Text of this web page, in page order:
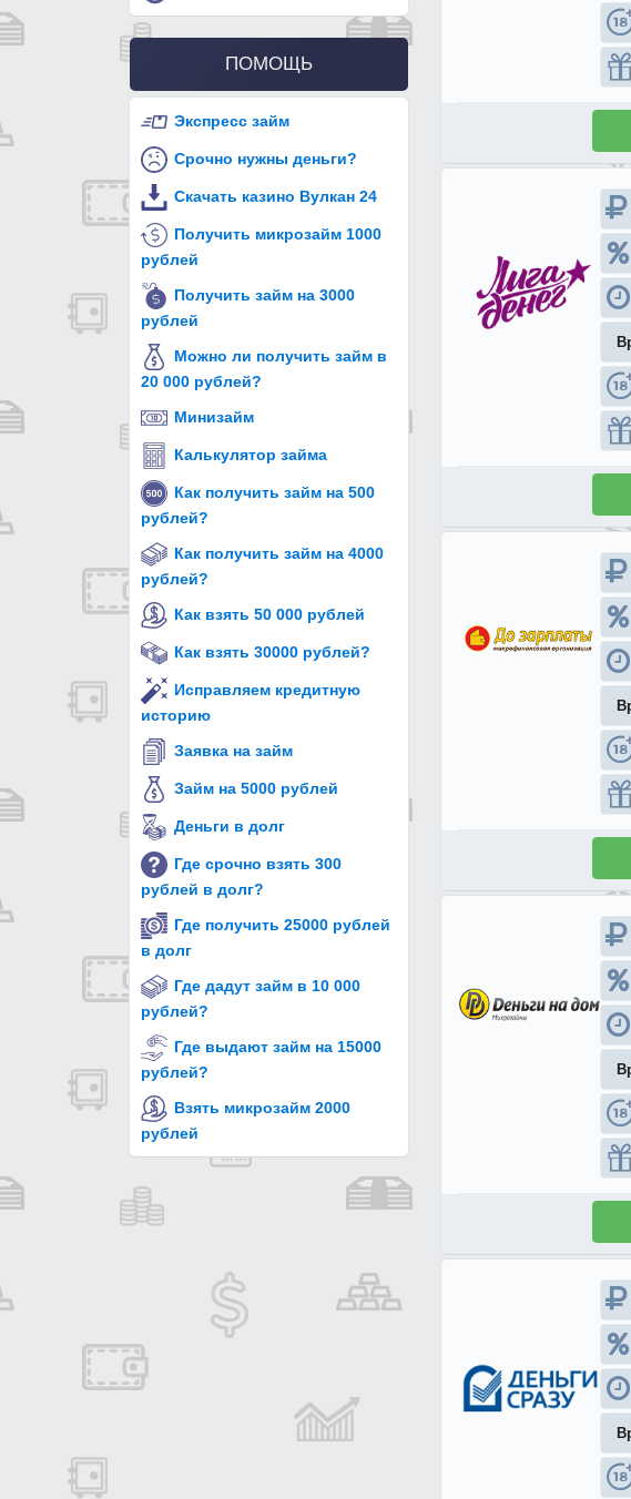
ПОМОЩЬ
Экспресс займ
Срочно нужны деньги?
Скачать казино Вулкан 24
Получить микрозайм 1000
рублей
Получить займ на 3000
рублей
Можно ли получить займ в
20 000 рублей?
Минизайм
Калькулятор займа
Как получить займ на 500
рублей?
Как получить займ на 4000
рублей?
Как взять 50 000 рублей
Как взять 30000 рублей?
Исправляем кредитную
историю
Заявка на займ
Займ на 5000 рублей
Деньги в долг
Где срочно взять 300
рублей в долг?
Где получить 25000 рублей
в долг
Где дадут займ в 10 000
рублей?
Где выдают займ на 15000
рублей?
Взять микрозайм 2000
рублей